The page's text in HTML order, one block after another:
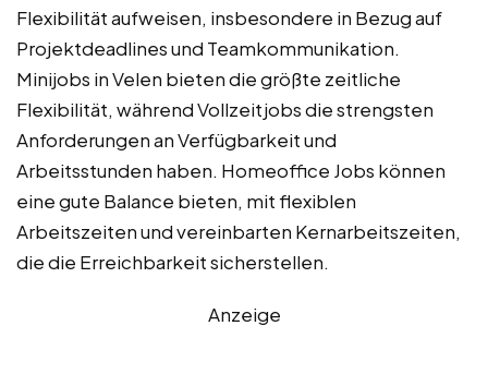
Flexibilität aufweisen, insbesondere in Bezug auf
Projektdeadlines und Teamkommunikation.
Minijobs in Velen bieten die größte zeitliche
Flexibilität, während Vollzeitjobs die strengsten
Anforderungen an Verfügbarkeit und
Arbeitsstunden haben. Homeoffice Jobs können
eine gute Balance bieten, mit flexiblen
Arbeitszeiten und vereinbarten Kernarbeitszeiten,
die die Erreichbarkeit sicherstellen.
Anzeige